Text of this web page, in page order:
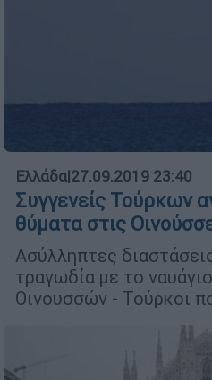
Ελλάδα|27.09.2019 23:40
Συγγενείς Τούρκων
θύματα στις
Ασύλληπτες
τραγωδία με το
Οινουσσών - Τούρκοι